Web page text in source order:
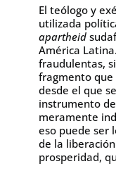
El teólogo y
utilizada
apartheid
América
fraudulentas,
fragmento que
desde el que
instrumento
meramente
eso puede ser
de la
prosperidad,